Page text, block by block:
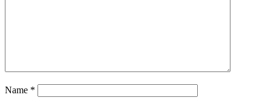
Name *